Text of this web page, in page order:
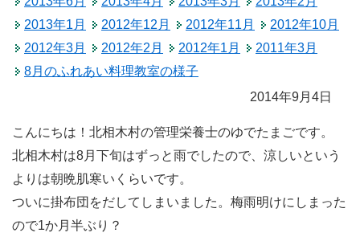
2013年1月
2012年12月 2012年11月
2012年10月
2012年3月
2012年2月 2012年1月
2011年3月
8月のふれあい料理教室の様子
2014年9月4日
こんにちは！北相木村の管理栄養士のゆでたまごです。
北相木村は8月下旬はずっと雨でしたので、涼しいという
よりは朝晩肌寒いくらいです。
ついに掛布団をだしてしまいました。梅雨明けにしまった
ので1か月半ぶり？